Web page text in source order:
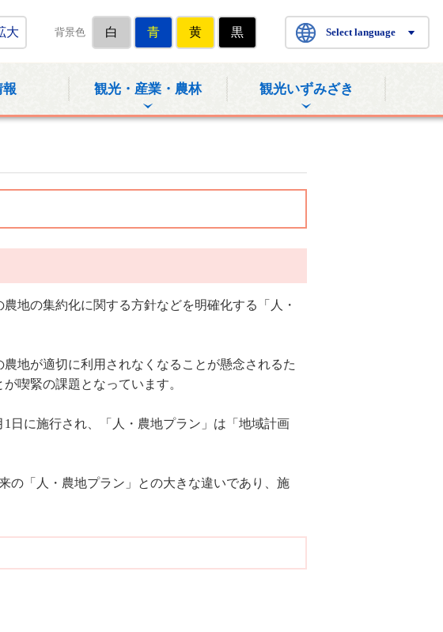
大 背景色 白 青 黄 黒 Select language
報 観光・産業・農林 観光いずみざき
地の集約化に関する方針などを明確化する「人・
地が適切に利用されなくなることが懸念されるた
喫緊の課題となっています。
日に施行され、「人・農地プラン」は「地域計画
の「人・農地プラン」との大きな違いであり、施